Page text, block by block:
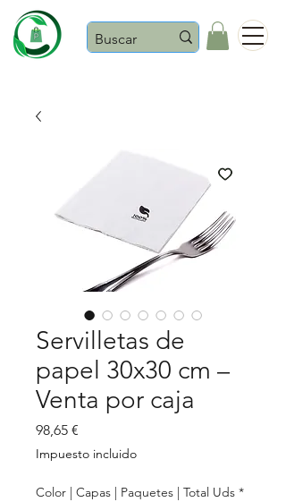
Servilletas de
papel 30x30 cm –
Venta por caja
98,65 €
Impuesto incluido
Color | Capas | Paquetes | Total Uds *